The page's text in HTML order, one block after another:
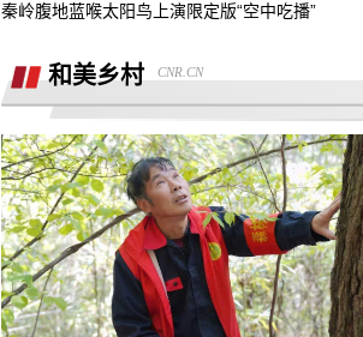
退定金10000元
承诺兜底购置税，后续不兜底
熊猫净水器爆炸燃烧
退还诚意金
滴滴平台司机超时未出发，地域黑乘客
秦岭腹地蓝喉太阳鸟上演限定版“空中吃播”
和美乡村 CNR.CN